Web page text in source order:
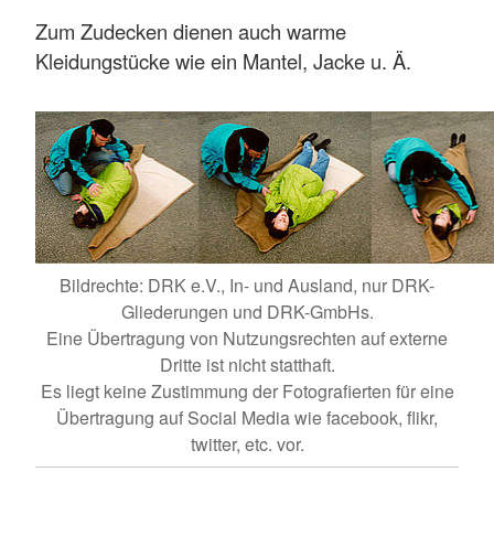
Zum Zudecken dienen auch warme
Kleidungstücke wie ein Mantel, Jacke u. Ä.
Bildrechte: DRK e.V., In- und Ausland, nur DRK-
Gliederungen und DRK-GmbHs.
Eine Übertragung von Nutzungsrechten auf externe
Dritte ist nicht statthaft.
Es liegt keine Zustimmung der Fotografierten für eine
Übertragung auf Social Media wie facebook, flikr,
twitter, etc. vor.